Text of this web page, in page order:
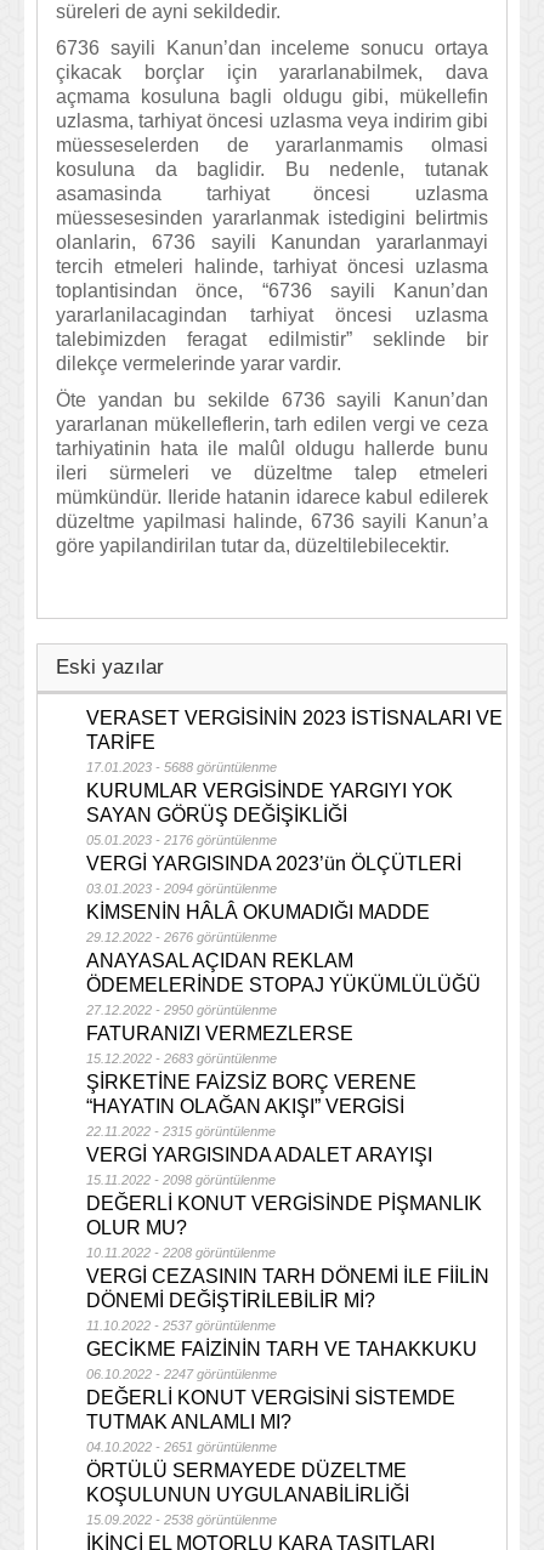
süreleri de ayni sekildedir.
6736 sayili Kanun’dan inceleme sonucu ortaya
çikacak borçlar için yararlanabilmek, dava
açmama kosuluna bagli oldugu gibi, mükellefin
uzlasma, tarhiyat öncesi uzlasma veya indirim gibi
müesseselerden de yararlanmamis olmasi
kosuluna da baglidir. Bu nedenle, tutanak
asamasinda tarhiyat öncesi uzlasma
müessesesinden yararlanmak istedigini belirtmis
olanlarin, 6736 sayili Kanundan yararlanmayi
tercih etmeleri halinde, tarhiyat öncesi uzlasma
toplantisindan önce, “6736 sayili Kanun’dan
yararlanilacagindan tarhiyat öncesi uzlasma
talebimizden feragat edilmistir” seklinde bir
dilekçe vermelerinde yarar vardir.
Öte yandan bu sekilde 6736 sayili Kanun’dan
yararlanan mükelleflerin, tarh edilen vergi ve ceza
tarhiyatinin hata ile malûl oldugu hallerde bunu
ileri sürmeleri ve düzeltme talep etmeleri
mümkündür. Ileride hatanin idarece kabul edilerek
düzeltme yapilmasi halinde, 6736 sayili Kanun’a
göre yapilandirilan tutar da, düzeltilebilecektir.
Eski yazılar
VERASET VERGİSİNİN 2023 İSTİSNALARI VE
TARİFE
17.01.2023 - 5688 görüntülenme
KURUMLAR VERGİSİNDE YARGIYI YOK
SAYAN GÖRÜŞ DEĞİŞİKLİĞİ
05.01.2023 - 2176 görüntülenme
VERGİ YARGISINDA 2023’ün ÖLÇÜTLERİ
03.01.2023 - 2094 görüntülenme
KİMSENİN HÂLÂ OKUMADIĞI MADDE
29.12.2022 - 2676 görüntülenme
ANAYASAL AÇIDAN REKLAM
ÖDEMELERİNDE STOPAJ YÜKÜMLÜLÜĞÜ
27.12.2022 - 2950 görüntülenme
FATURANIZI VERMEZLERSE
15.12.2022 - 2683 görüntülenme
ŞİRKETİNE FAİZSİZ BORÇ VERENE
“HAYATIN OLAĞAN AKIŞI” VERGİSİ
22.11.2022 - 2315 görüntülenme
VERGİ YARGISINDA ADALET ARAYIŞI
15.11.2022 - 2098 görüntülenme
DEĞERLİ KONUT VERGİSİNDE PİŞMANLIK
OLUR MU?
10.11.2022 - 2208 görüntülenme
VERGİ CEZASININ TARH DÖNEMİ İLE FİİLİN
DÖNEMİ DEĞİŞTİRİLEBİLİR Mİ?
11.10.2022 - 2537 görüntülenme
GECİKME FAİZİNİN TARH VE TAHAKKUKU
06.10.2022 - 2247 görüntülenme
DEĞERLİ KONUT VERGİSİNİ SİSTEMDE
TUTMAK ANLAMLI MI?
04.10.2022 - 2651 görüntülenme
ÖRTÜLÜ SERMAYEDE DÜZELTME
KOŞULUNUN UYGULANABİLİRLİĞİ
15.09.2022 - 2538 görüntülenme
İKİNCİ EL MOTORLU KARA TAŞITLARI